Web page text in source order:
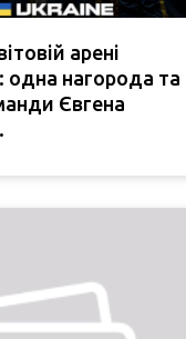
арені
одна нагорода та
Євгена